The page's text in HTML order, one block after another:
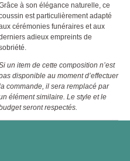
à son élégance naturelle, ce
est particulièrement adapté
cérémonies funéraires et aux
adieux empreints de
un item de cette composition n’est
disponible au moment d’effectuer
commande, il sera remplacé par
élément similaire. Le style et le
seront respectés.